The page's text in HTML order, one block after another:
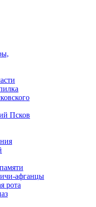
Псков
афганцы
рота